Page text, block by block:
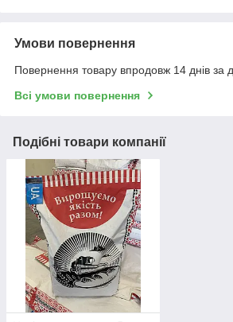
Умови повернення
Повернення товару впродовж 14 днів за
Всі умови повернення
Подібні товари компанії